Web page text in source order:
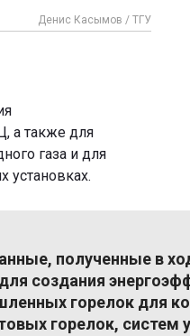
Денис Касымов / ТГУ
а также для
газа и для
установках.
полученные в
создания
горелок для
горелок, систем